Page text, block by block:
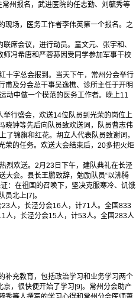
州报名，武进医院的任志勤、刘毓秀等
场，医务工作者李伟英第一个报名。之
席会议，进行动员。童文元、张宇和、
冯希唐和严蓉荪因受同学参加军事干校
字总会报到。当天下午，常州分会举行
甫及分会总干事吴逸樵、诊所主任于开明
动中做一个模范的医务工作者。晚上11
行盛会，欢送14位队员到光荣的岗位上
晓钟等先后向队员致欢送词，队员曹志伟
锦旗和红花。胡立人代表队员致谢词，
荣的任务。欢送大会结束后，20多把火炬
欢送。2月23日下午，建队典礼在长泾
大会。县长王鹏致辞，勉励队员“以沸腾
：在祖国的召唤下，坚决克服寒冷、饥饿
北上[7]。
人，长泾分会16人，计71人。全国833
人，长泾分会15人，计53人。全国283人
充教育，包括政治学习和业务学习两个
，很快便开始了学习[9]。常州分会助产